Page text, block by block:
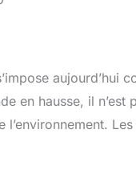
aujourd’hui
en hausse, il